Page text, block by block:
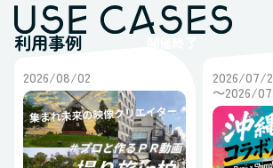
利用事例
2026/08/02
2026/07/
～2026/